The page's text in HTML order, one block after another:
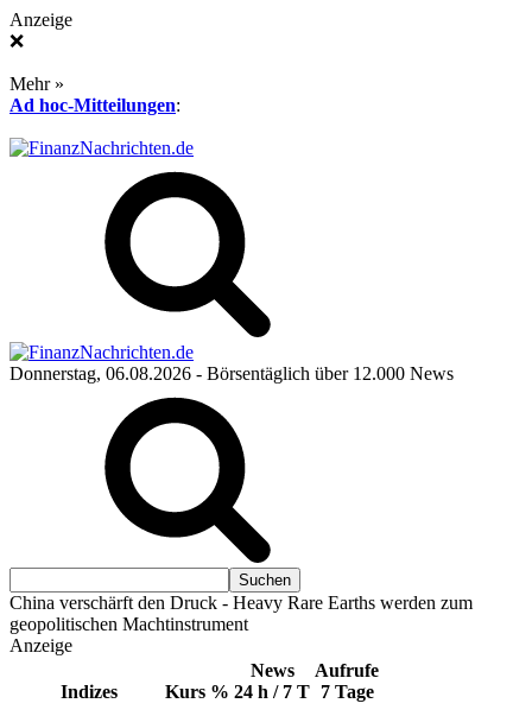
Anzeige
❌
Mehr »
Ad hoc-Mitteilungen:
Donnerstag, 06.08.2026 - Börsentäglich über 12.000 News
China verschärft den Druck - Heavy Rare Earths werden zum
geopolitischen Machtinstrument
Anzeige
Indizes Kurs %
News
24 h / 7 T
Aufrufe
7 Tage